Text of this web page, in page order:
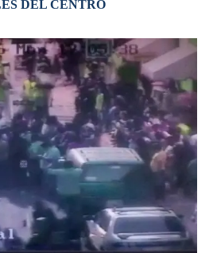
DEL CENTRO